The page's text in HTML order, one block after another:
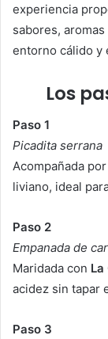
experiencia
sabores,
entorno cálido y
Los
Paso 1
Picadita serrana
Acompañada por
liviano, ideal
Paso 2
Empanada de
Maridada con La
acidez sin tapar
Paso 3